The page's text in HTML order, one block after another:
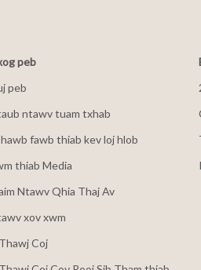
peb
peb
ntawv tuam txhab
fawb thiab kev loj hlob
thiab Media
Ntawv Qhia Thaj Av
xov xwm
Coj